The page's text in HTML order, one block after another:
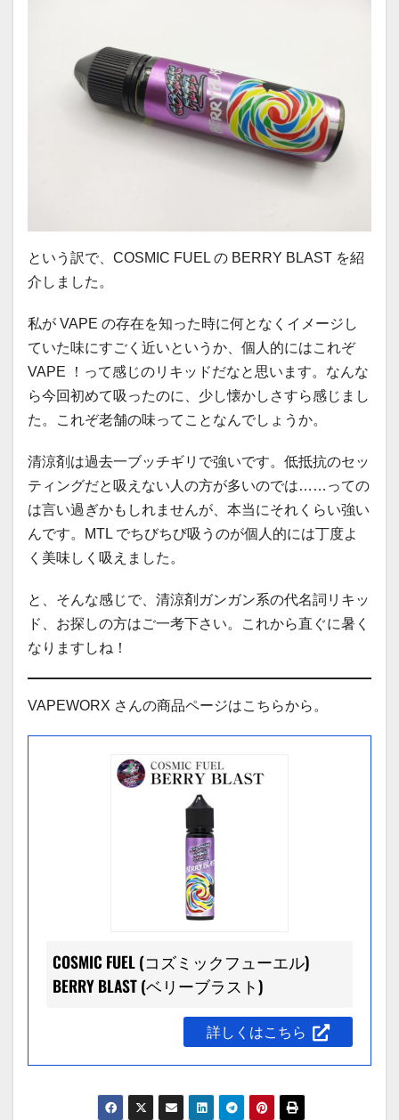
という訳で、COSMIC FUEL の BERRY BLAST を紹
介しました。
私が VAPE の存在を知った時に何となくイメージし
ていた味にすごく近いというか、個人的にはこれぞ
VAPE ！って感じのリキッドだなと思います。なんな
ら今回初めて吸ったのに、少し懐かしさすら感じまし
た。これぞ老舗の味ってことなんでしょうか。
清涼剤は過去一ブッチギリで強いです。低抵抗のセッ
ティングだと吸えない人の方が多いのでは……っての
は言い過ぎかもしれませんが、本当にそれくらい強い
んです。MTL でちびちび吸うのが個人的には丁度よ
く美味しく吸えました。
と、そんな感じで、清涼剤ガンガン系の代名詞リキッ
ド、お探しの方はご一考下さい。これから直ぐに暑く
なりますしね！
VAPEWORX さんの商品ページはこちらから。
COSMIC FUEL (コズミックフューエル)
BERRY BLAST (ベリーブラスト)
詳しくはこちら